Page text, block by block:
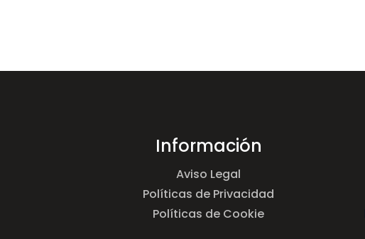
Información
Aviso Legal
Políticas de Privacidad
Políticas de Cookie